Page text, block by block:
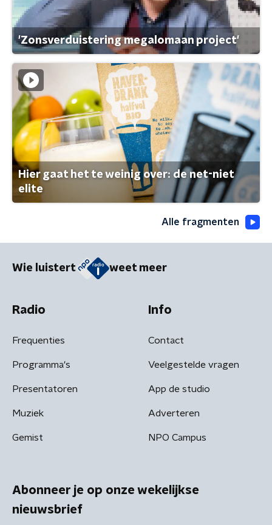
'Zonsverduistering megalomaan project'
Hier gaat het te weinig over: de net-niet
elite
Alle fragmenten
Wie luistert weet meer
Radio
Frequenties
Programma's
Presentatoren
Muziek
Gemist
Info
Contact
Veelgestelde vragen
App de studio
Adverteren
NPO Campus
Abonneer je op onze wekelijkse
nieuwsbrief